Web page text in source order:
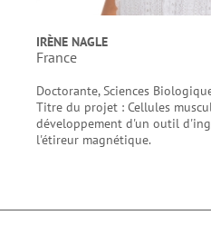
IRÈNE NAGLE
France
Doctorante, Sciences
Titre du projet : Cellules
développement d'un outil
l'étireur magnétique.